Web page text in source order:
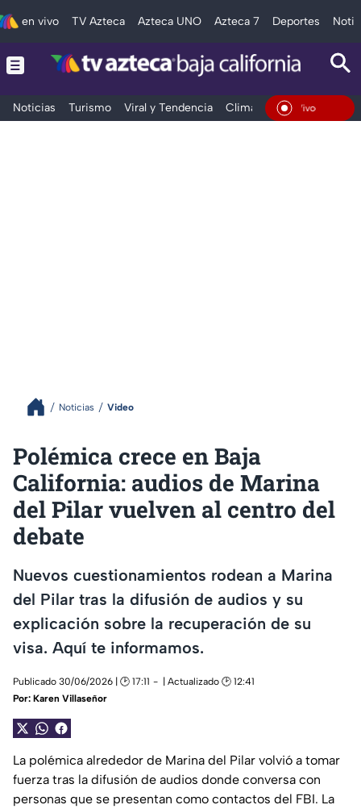
en vivo TV Azteca Azteca UNO Azteca 7 Deportes
Noticias Turismo Viral y Tendencia Clima Deportes
En Vivo
Noticias Video
Polémica crece en Baja
California: audios de Marina
del Pilar vuelven al centro del
debate
Nuevos cuestionamientos rodean a Marina
del Pilar tras la difusión de audios y su
explicación sobre la recuperación de su
visa. Aquí te informamos.
Publicado 30/06/2026 | 🕑 17:11
| Actualizado 🕑 12:41
Por: Karen Villaseñor
La polémica alrededor de Marina del Pilar volvió a tomar
fuerza tras la difusión de audios donde conversa con
personas que se presentan como contactos del FBI. La